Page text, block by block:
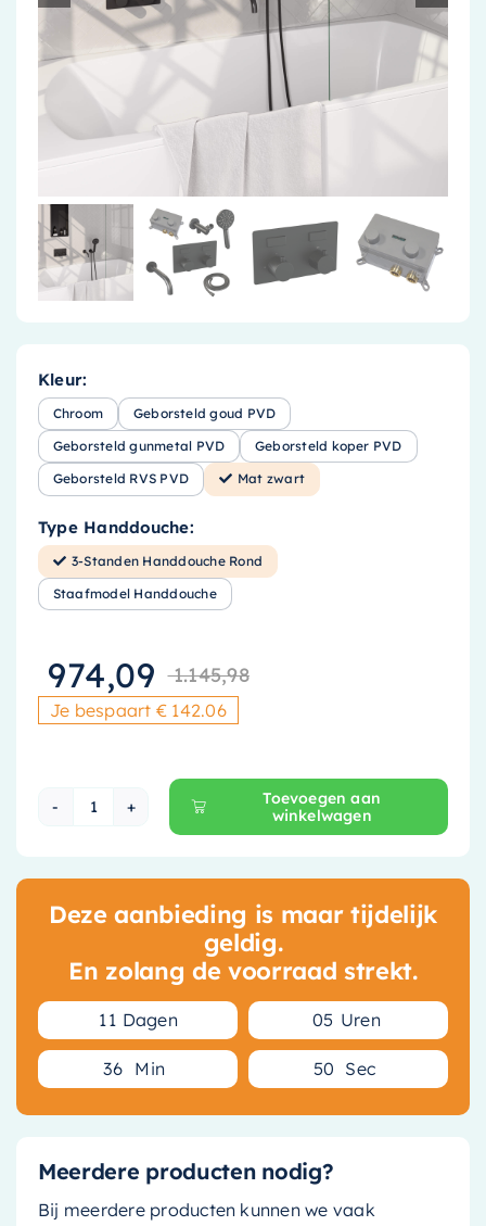
Tegels
Kleur:
Chroom Geborsteld goud PVD
Geborsteld gunmetal PVD Geborsteld koper PVD
Geborsteld RVS PVD Mat zwart
Type Handdouche:
3-Standen Handdouche Rond
Staafmodel Handdouche
1.145,98
974,09 Huidige prijs
Je bespaart € 142.06
Brauer Black Carving Inbouw Badkraan - Met
Toevoegen aan
winkelwagen
Deze aanbieding is maar tijdelijk
geldig.
En zolang de voorraad strekt.
11 Dagen 05 Uren
36 Min 49 Sec
Meerdere producten nodig?
Bij meerdere producten kunnen we vaak